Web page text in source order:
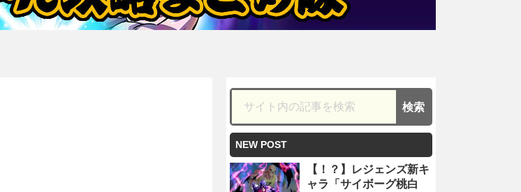
NEW POST
【！？】レジェンズ新キ
ャラ「サイボーグ桃白